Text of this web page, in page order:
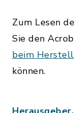
Zum Lesen
Sie den
beim
können.